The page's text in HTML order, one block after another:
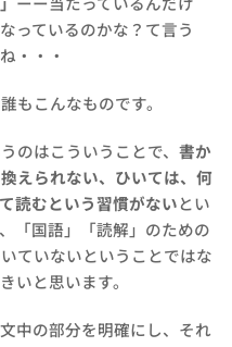
っているのかな？て言う
・・・
もこんなものです。
のはこういうことで、 書か
えられない、ひいては、何
読むという習慣がないとい
「国語」「読解」のための
ていないということではな
いと思います。
中の部分を明確にし、それ